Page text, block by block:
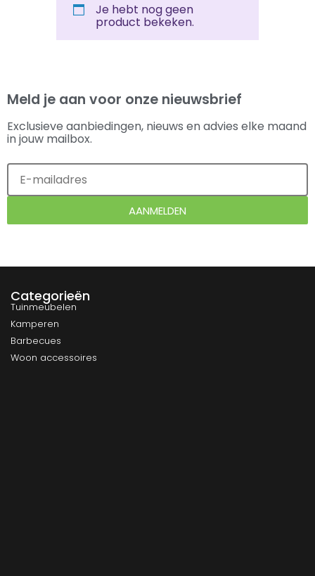
Je hebt nog geen
product bekeken.
Meld je aan voor onze nieuwsbrief
Exclusieve aanbiedingen, nieuws en advies elke maand
in jouw mailbox.
AANMELDEN
Categorieën
Tuinmeubelen
Kamperen
Barbecues
Woon accessoires